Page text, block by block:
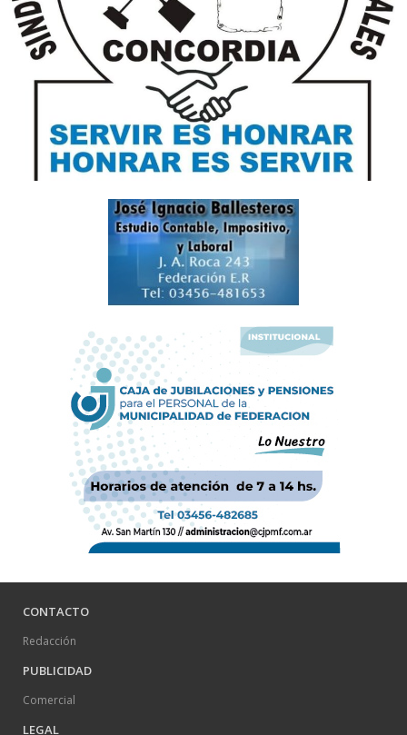
CONTACTO
Redacción
PUBLICIDAD
Comercial
LEGAL